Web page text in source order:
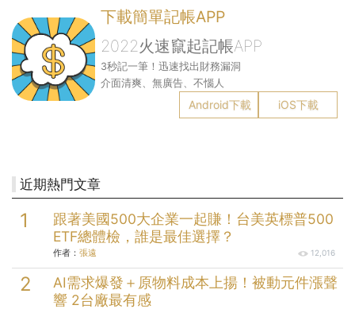
下載簡單記帳APP
2022火速竄起記帳APP
3秒記一筆！迅速找出財務漏洞
介面清爽、無廣告、不惱人
Android下載 iOS下載
近期熱門文章
跟著美國500大企業一起賺！台美英標普500
ETF總體檢，誰是最佳選擇？
作者： 張遠 12,016
AI需求爆發＋原物料成本上揚！被動元件漲聲
響 2台廠最有感